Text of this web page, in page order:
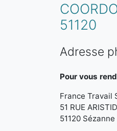
51120
Adresse
Pour vous
France Travail
51 RUE
51120 Sézanne